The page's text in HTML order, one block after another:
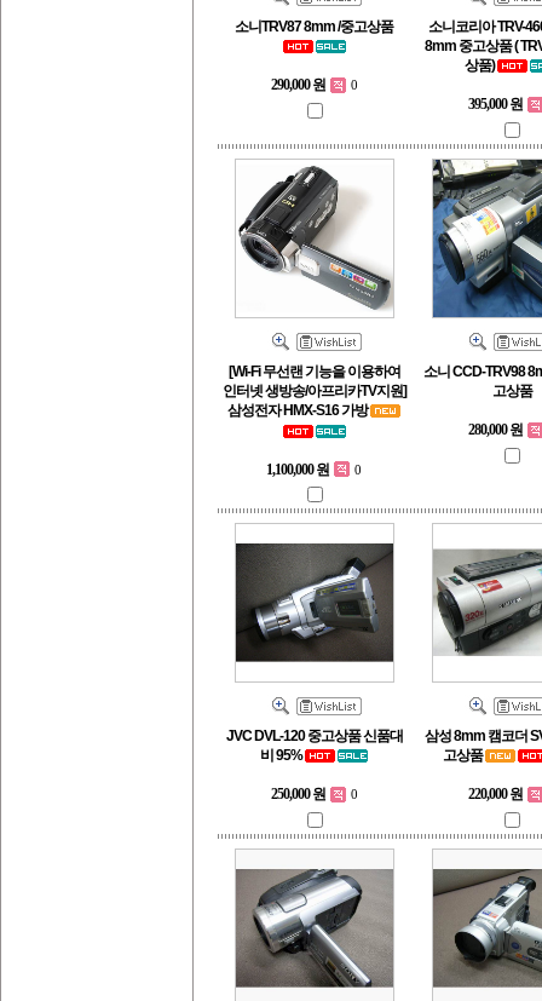
소니TRV87 8mm /중고상품
290,000 원 0
소니코리아 TRV-
8mm 중고상품 (
상품)
395,000 원
[Wi-Fi 무선랜 기능을 이용하여
인터넷 생방송/아프리카TV지원]
삼성전자 HMX-S16 가방
1,100,000 원 0
소니 CCD-TRV98
고상품
280,000 원
JVC DVL-120 중고상품 신품대
비 95%
250,000 원 0
삼성 8mm 캠코더
고상품
220,000 원